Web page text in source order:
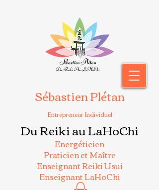
Sébastien Plétan
Entrepreneur Individuel
Du Reiki au LaHoChi
Energéticien
Praticien et Maître
Enseignant Reiki Usui
Enseignant LaHoChi